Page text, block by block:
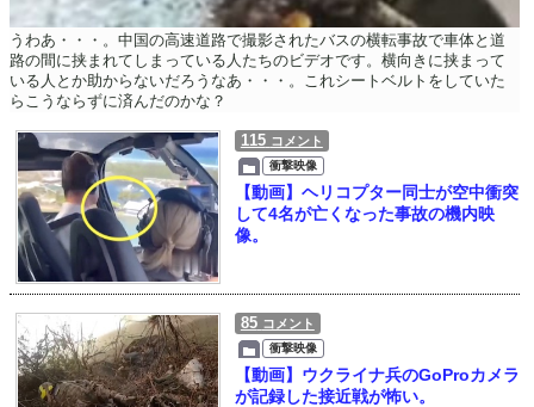
うわあ・・・。中国の高速道路で撮影されたバスの横転事故で車体と道
路の間に挟まれてしまっている人たちのビデオです。横向きに挟まって
いる人とか助からないだろうなあ・・・。これシートベルトをしていた
らこうならずに済んだのかな？
115 コメント
衝撃映像
【動画】ヘリコプター同士が空中衝突
して4名が亡くなった事故の機内映
像。
85 コメント
衝撃映像
【動画】ウクライナ兵のGoProカメラ
が記録した接近戦が怖い。